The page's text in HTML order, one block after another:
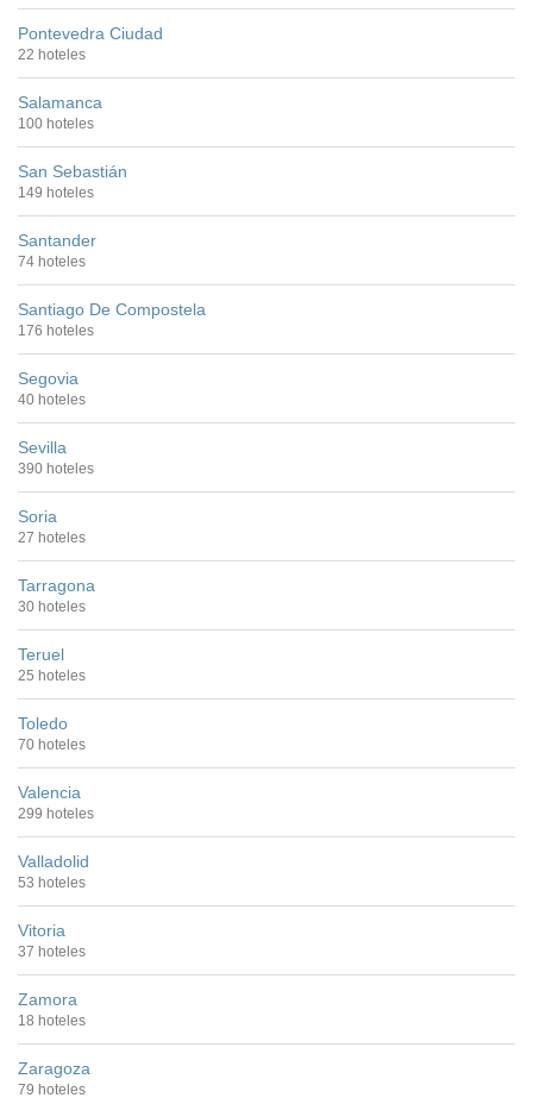
Pontevedra Ciudad
22 hoteles
Salamanca
100 hoteles
San Sebastián
149 hoteles
Santander
74 hoteles
Santiago De Compostela
176 hoteles
Segovia
40 hoteles
Sevilla
390 hoteles
Soria
27 hoteles
Tarragona
30 hoteles
Teruel
25 hoteles
Toledo
70 hoteles
Valencia
299 hoteles
Valladolid
53 hoteles
Vitoria
37 hoteles
Zamora
18 hoteles
Zaragoza
79 hoteles